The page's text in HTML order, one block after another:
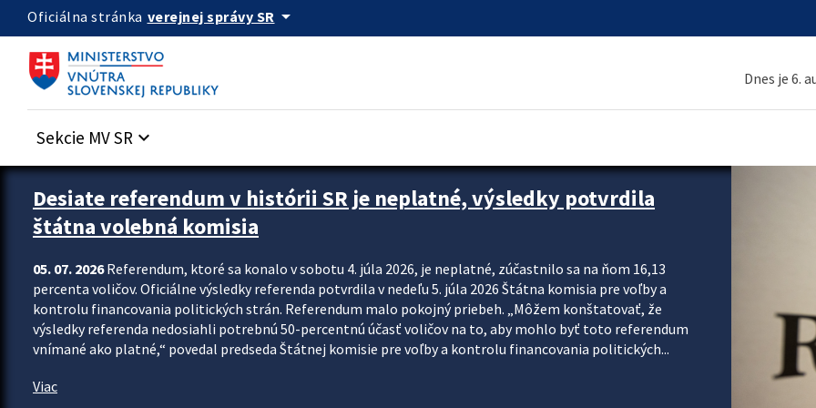
Preskocit na hlavný obsah
Oficiálna stránka verejnej správy SR arrow_drop_down
Dnes je 6.
Sekcie MV SR keyboard_arrow_down
Zastavit automatický posun upútavok
Desiate referendum v histórii SR je neplatné, výsledky potvrdila
štátna volebná komisia
05. 07. 2026Referendum, ktoré sa konalo v sobotu 4. júla 2026, je neplatné, zúčastnilo sa na ňom 16,13
percenta voličov. Oficiálne výsledky referenda potvrdila v nedeľu 5. júla 2026 Štátna komisia pre voľby a
kontrolu financovania politických strán. Referendum malo pokojný priebeh. „Môžem konštatovať, že
výsledky referenda nedosiahli potrebnú 50-percentnú účasť voličov na to, aby mohlo byť toto referendum
vnímané ako platné,“ povedal predseda Štátnej komisie pre voľby a kontrolu financovania politických...
Viac